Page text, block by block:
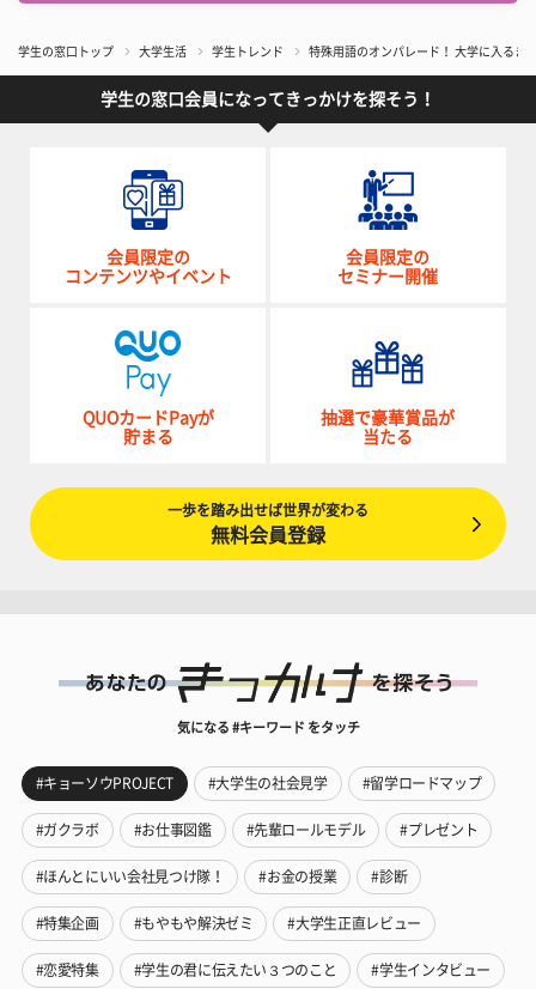
学生の窓口トップ 大学生活 学生トレンド 特殊用語のオンパレード！ 大学に入る
学生の窓口会員になってきっかけを探そう！
会員限定の
コンテンツやイベント
会員限定の
セミナー開催
QUOカードPayが
貯まる
抽選で豪華賞品が
当たる
一歩を踏み出せば世界が変わる
無料会員登録
気になる #キーワード をタッチ
#キョーソウPROJECT #大学生の社会見学 #留学ロードマップ
#ガクラボ #お仕事図鑑 #先輩ロールモデル #プレゼント
#ほんとにいい会社見つけ隊！ #お金の授業 #診断
#特集企画 #もやもや解決ゼミ #大学生正直レビュー
#恋愛特集 #学生の君に伝えたい３つのこと #学生インタビュー